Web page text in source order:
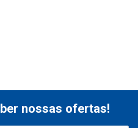
nossas ofertas!